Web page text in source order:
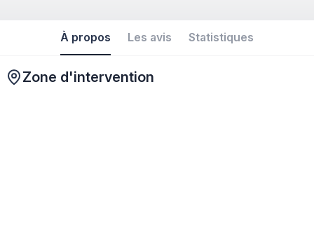
À propos Les avis Statistiques
Zone d'intervention